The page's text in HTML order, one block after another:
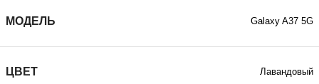
МОДЕЛЬ Galaxy A37 5G
ЦВЕТ Лавандовый